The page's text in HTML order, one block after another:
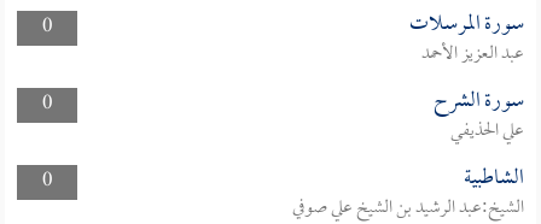
0
سورة المرسلات
عبد العزيز الأحمد
0
سورة الشرح
علي الحذيفي
0
الشاطبية
الشيخ:عبد الرشيد بن الشيخ علي صوفي